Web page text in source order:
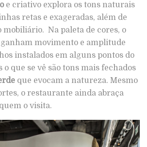
e criativo explora os tons naturais
retas e exageradas, além de
Na paleta de cores, o
movimento e amplitude
instalados em alguns pontos do
o que se vê são tons mais fechados
que evocam a natureza. Mesmo
o restaurante ainda abraça
o visita.